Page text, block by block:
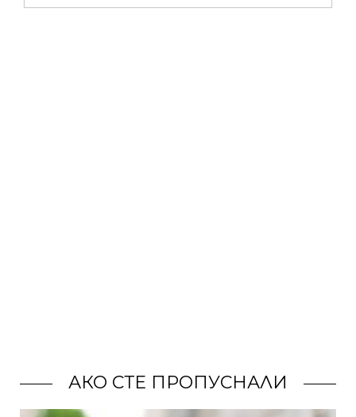
АКО СТЕ ПРОПУСНАЛИ